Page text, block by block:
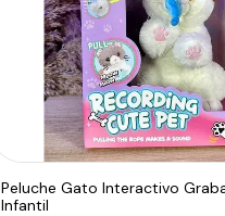
Peluche Gato Interactivo
Infantil